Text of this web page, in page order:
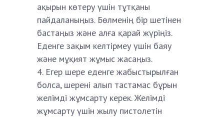
ақырын көтеру үшін тұтқаны
пайдаланыңыз. Бөлменің бір шетінен
бастаңыз және алға қарай жүріңіз.
Еденге зақым келтірмеу үшін баяу
және мұқият жұмыс жасаңыз.
Егер шере еденге жабыстырылған
болса, шерені алып тастамас бұрын
желімді жұмсарту керек. Желімді
жұмсарту үшін жылу пистолетін